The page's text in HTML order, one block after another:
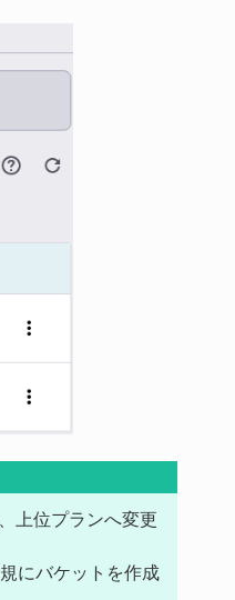
上位プランへ変更
にバケットを作成